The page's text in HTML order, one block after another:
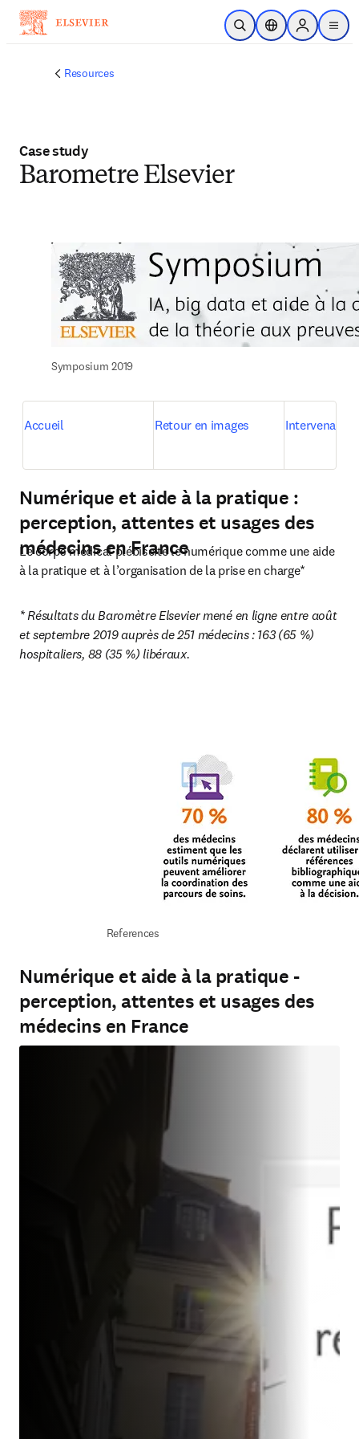
Passer au contenu principal
Ouvrir la recherche
Sélecteur de
Sign in to
menu
Resources
Case study
Barometre Elsevier
Symposium 2019
Accueil Retour en images Intervenants
Numérique et aide à la pratique :
perception, attentes et usages des
médecins en France
Le corps médical plébiscite le numérique comme une aide
à la pratique et à l’organisation de la prise en charge*
* Résultats du Baromètre Elsevier mené en ligne entre août
et septembre 2019 auprès de 251 médecins : 163 (65 %)
hospitaliers, 88 (35 %) libéraux.
References
Numérique et aide à la pratique -
perception, attentes et usages des
médecins en France